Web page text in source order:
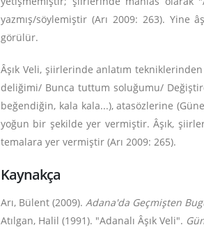
yazmış/söylemiştir (Arı 2009: 263). Yine
görülür.
Âşık Veli, şiirlerinde anlatım
deliğimi/ Bunca tuttum soluğumu/
beğendiğin, kala kala...), atasözlerine
yoğun bir şekilde yer vermiştir. Âşık,
temalara yer vermiştir (Arı 2009: 265).
Kaynakça
Arı, Bülent (2009). Adana'da Geçmişten
Atılgan, Halil (1991). "Adanalı Âşık Veli".